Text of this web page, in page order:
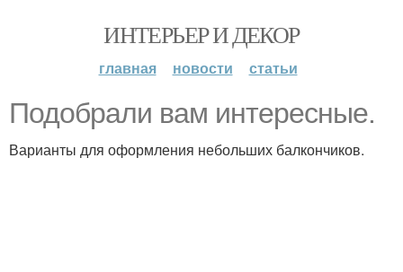
ИНТЕРЬЕР И ДЕКОР
главная новости статьи
Подобрали вам интересные.
Варианты для оформления небольших балкончиков.